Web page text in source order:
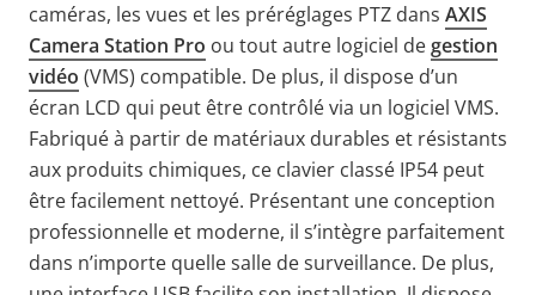
caméras, les vues et les préréglages PTZ dans AXIS
Camera Station Pro ou tout autre logiciel degestion
vidéo (VMS) compatible. De plus, il dispose d’un
écran LCD qui peut être contrôlé via un logiciel VMS.
Fabriqué à partir de matériaux durables et résistants
aux produits chimiques, ce clavier classé IP54 peut
être facilement nettoyé. Présentant une conception
professionnelle et moderne, il s’intègre parfaitement
dans n’importe quelle salle de surveillance. De plus,